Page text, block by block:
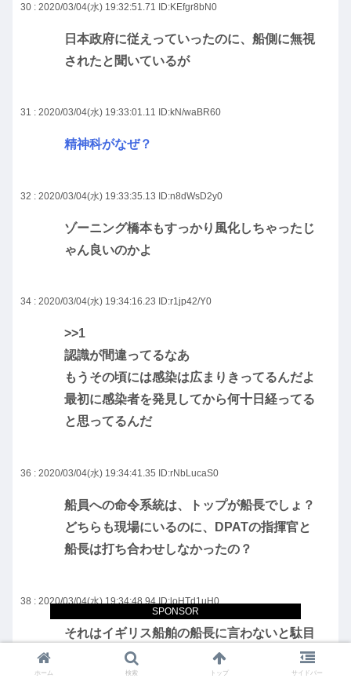
SPONSOR
30 : 2020/03/04(水) 19:32:51.71 ID:KEfgr8bN0
日本政府に従えっていったのに、船側に無視
されたと聞いているが
31 : 2020/03/04(水) 19:33:01.11 ID:kN/waBR60
精神科がなぜ？
32 : 2020/03/04(水) 19:33:35.13 ID:n8dWsD2y0
ゾーニング橋本もすっかり風化しちゃったじ
ゃん良いのかよ
34 : 2020/03/04(水) 19:34:16.23 ID:r1jp42/Y0
>>1
認識が間違ってるなあ
もうその頃には感染は広まりきってるんだよ
最初に感染者を発見してから何十日経ってる
と思ってるんだ
36 : 2020/03/04(水) 19:34:41.35 ID:rNbLucaS0
船員への命令系統は、トップが船長でしょ？
どちらも現場にいるのに、DPATの指揮官と
船長は打ち合わせしなかったの？
38 : 2020/03/04(水) 19:34:48.94 ID:loHTd1uH0
それはイギリス船舶の船長に言わないと駄目
ホーム 検索 トップ サイドバー